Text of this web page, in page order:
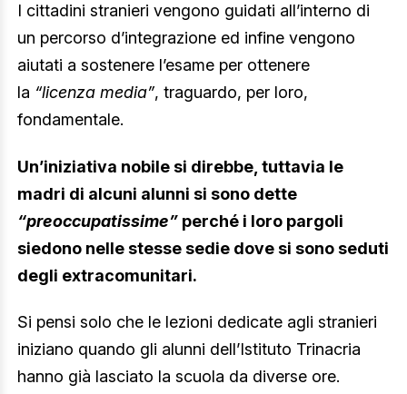
I cittadini stranieri vengono guidati all’interno di
un percorso d’integrazione ed infine vengono
aiutati a sostenere l’esame per ottenere
la “licenza media”, traguardo, per loro,
fondamentale.
Un’iniziativa nobile si direbbe, tuttavia le
madri di alcuni alunni si sono dette
“preoccupatissime” perché i loro pargoli
siedono nelle stesse sedie dove si sono seduti
degli extracomunitari.
Si pensi solo che le lezioni dedicate agli stranieri
iniziano quando gli alunni dell’Istituto Trinacria
hanno già lasciato la scuola da diverse ore.